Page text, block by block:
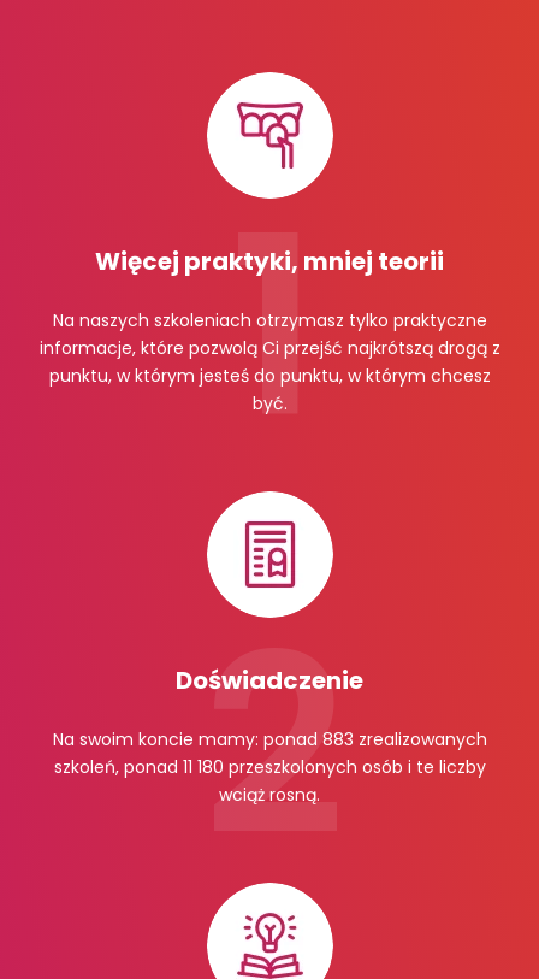
Więcej praktyki, mniej teorii
Na naszych szkoleniach otrzymasz tylko praktyczne
informacje, które pozwolą Ci przejść najkrótszą drogą z
punktu, w którym jesteś do punktu, w którym chcesz
być.
Doświadczenie
Na swoim koncie mamy: ponad 883 zrealizowanych
szkoleń, ponad 11 180 przeszkolonych osób i te liczby
wciąż rosną.